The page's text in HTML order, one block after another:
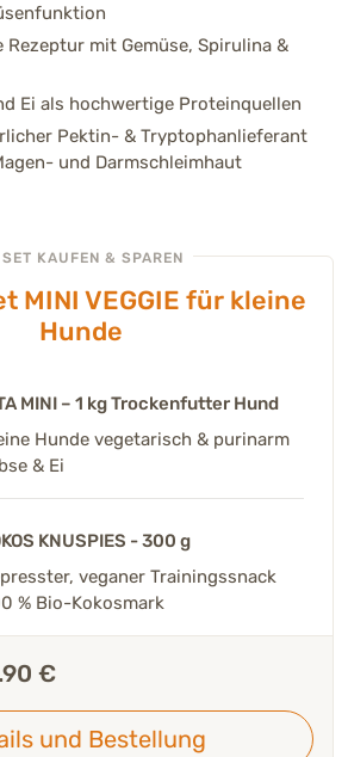
Rezeptur mit Gemüse, Spirulina &
Ei als hochwertige Proteinquellen
Pektin- & Tryptophanlieferant
und Darmschleimhaut
KAUFEN & SPAREN
MINI VEGGIE für kleine
Hunde
MINI – 1 kg Trockenfutter Hund
Hunde vegetarisch & purinarm
& Ei
KNUSPIES - 300 g
veganer Trainingssnack
% Bio-Kokosmark
€
und Bestellung